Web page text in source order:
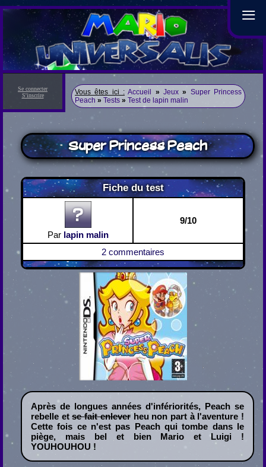
≡
Se connecter
S'inscrire
Vous êtes ici : Accueil » Jeux » Super Princess
Peach » Tests » Test de lapin malin
Super Princess Peach
Fiche du test
Par lapin malin
9/10
2 commentaires
Après de longues années d'infériorités, Peach se
rebelle etse fait enleverheu non part à l'aventure !
Cette fois ce n'est pas Peach qui tombe dans le
piège, mais bel et bien Mario et Luigi !
YOUHOUHOU !